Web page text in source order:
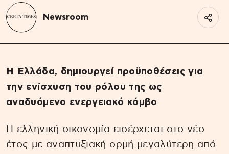
Newsroom
Η Ελλάδα, δημιουργεί προϋποθέσεις για
την ενίσχυση του ρόλου της ως
αναδυόμενο ενεργειακό κόμβο
Η ελληνική οικονομία εισέρχεται στο νέο
έτος με αναπτυξιακή ορμή μεγαλύτερη από